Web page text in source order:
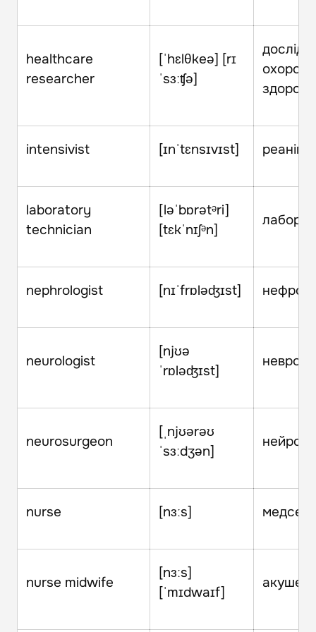
healthcare
researcher
[ˈhɛlθkeə] [rɪ
ˈsɜːʧə]
охорони
intensivist [ɪnˈtɛnsɪvɪst]
laboratory
technician
[ləˈbɒrətᵊri]
[tɛkˈnɪʃᵊn]
nephrologist [nɪˈfrɒləʤɪst]
neurologist
[njʊə
ˈrɒləʤɪst]
neurosurgeon
[ˌnjʊərəʊ
ˈsɜːdʒən]
nurse [nɜːs]
nurse midwife
[nɜːs]
[ˈmɪdwaɪf]